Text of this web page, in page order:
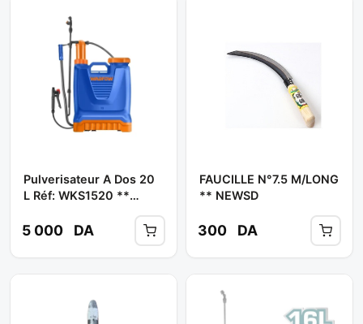
Pulverisateur A Dos 20
L Réf: WKS1520 **
5 000 DA
FAUCILLE N°7.5 M/LONG
** NEWSD
300 DA